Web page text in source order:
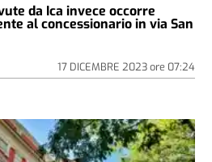
da Ica invece occorre
al concessionario in via San
17 DICEMBRE 2023ore 07:24